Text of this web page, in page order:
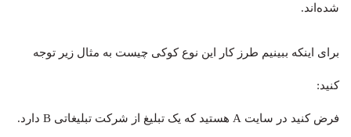
شده‌اند.
برای اینکه ببینیم طرز کار این نوع کوکی چیست به مثال زیر توجه
کنید:
فرض کنید در سایت A هستید که یک تبلیغ از شرکت تبلیغاتی B دارد.